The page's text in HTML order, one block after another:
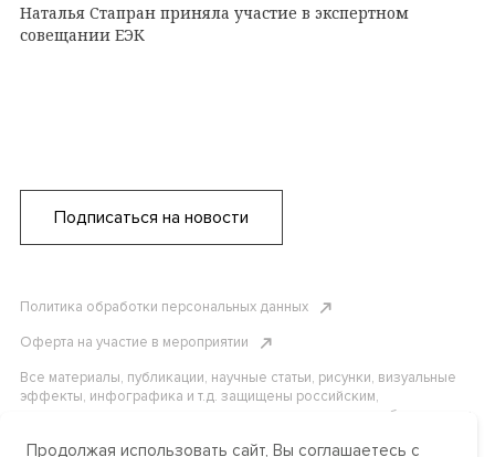
Наталья Стапран приняла участие в экспертном
совещании ЕЭК
Подписаться на новости
Политика обработки персональных данных
Оферта на участие в мероприятии
Все материалы, публикации, научные статьи, рисунки, визуальные
эффекты, инфографика и т.д. защищены российским,
американским и международным законодательством об авторском
материалов без письменного разрешения АНО «Центр
Продолжая использовать сайт, Вы соглашаетесь с